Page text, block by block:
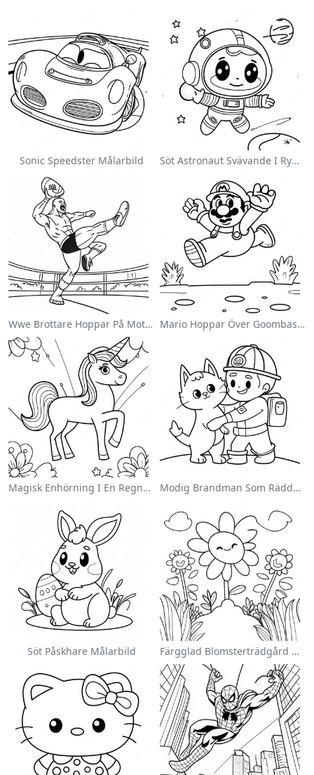
Sonic Speedster Målarbild Söt Astronaut Svävande I Rymden Målarbild
Wwe Brottare Hoppar På Motståndare Målarbild Mario Hoppar Över Goombas Målarbild
Magisk Enhörning I En Regnbåge Målarbild Modig Brandman Som Räddar En Katt Målarbild
Söt Påskhare Målarbild Färgglad Blomsterträdgård Målarbild